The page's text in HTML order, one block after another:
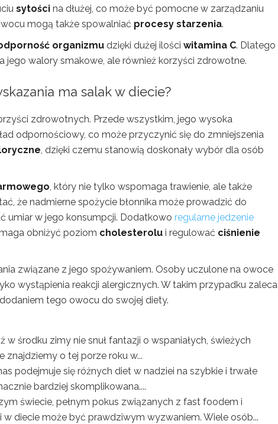
sytości na dłużej, co może być pomocne w zarządzaniu
mogą także spowalniać procesy starzenia.
organizmu dzięki dużej ilości witamina C. Dlatego
walory smakowe, ale również korzyści zdrowotne.
ma salak w diecie?
zdrowotnych. Przede wszystkim, jego wysoka
odpornościowy, co może przyczynić się do zmniejszenia
, dzięki czemu stanowią doskonały wybór dla osób
, który nie tylko wspomaga trawienie, ale także
że nadmierne spożycie błonnika może prowadzić do
umiar w jego konsumpcji. Dodatkowo regularne jedzenie
obniżyć poziom cholesterolu i regulować ciśnienie
związane z jego spożywaniem. Osoby uczulone na owoce
wystąpienia reakcji alergicznych. W takim przypadku zaleca
tego owocu do swojej diety.
w środku zimy nie snuł fantazji o wspaniałych, świeżych
znajdziemy o tej porze roku w...
podejmuje się różnych diet w nadziei na szybkie i trwałe
bardziej skomplikowana....
świecie, pełnym pokus związanych z fast foodem i
diecie może być prawdziwym wyzwaniem. Wiele osób...